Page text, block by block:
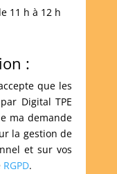
11 h à 12 h
:
que les
Digital TPE
ma demande
la gestion de
et sur vos
RGPD.